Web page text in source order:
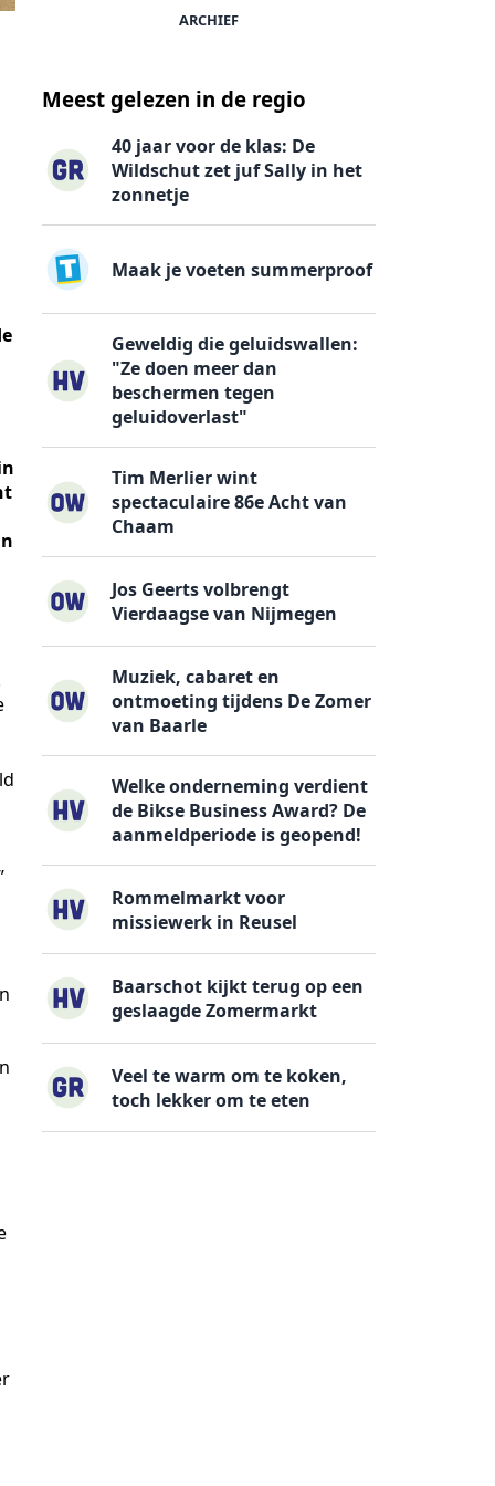
ARCHIEF
Meest gelezen in de regio
40 jaar voor de klas: De
Wildschut zet juf Sally in het
zonnetje
Maak je voeten summerproof
Geweldig die geluidswallen:
"Ze doen meer dan
beschermen tegen
geluidoverlast"
Tim Merlier wint
spectaculaire 86e Acht van
Chaam
Jos Geerts volbrengt
Vierdaagse van Nijmegen
Muziek, cabaret en
ontmoeting tijdens De Zomer
van Baarle
Welke onderneming verdient
de Bikse Business Award? De
aanmeldperiode is geopend!
Rommelmarkt voor
missiewerk in Reusel
Baarschot kijkt terug op een
geslaagde Zomermarkt
Veel te warm om te koken,
toch lekker om te eten